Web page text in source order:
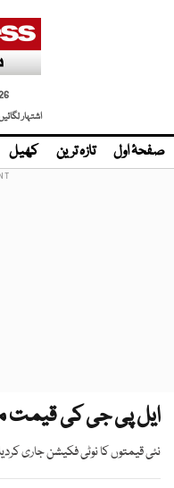
اشتہار
صفحۂ اول تازہ ترین کھیل
ایل پی جی کی قیمت
نئی قیمتوں کا نوٹی فکیشن جاری